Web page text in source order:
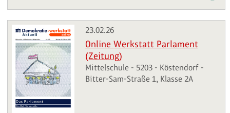
23.02.26
Online Werkstatt Parlament
(Zeitung)
Mittelschule - 5203 - Köstendorf -
Bitter-Sam-Straße 1, Klasse 2A